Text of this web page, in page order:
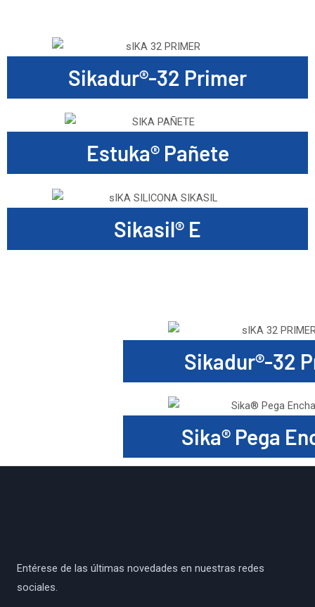
Sikadur®-32 Primer
Estuka® Pañete
Sikasil® E
Sikadur®-32
Sika® Pega
Entérese de las últimas novedades en nuestras redes
sociales.